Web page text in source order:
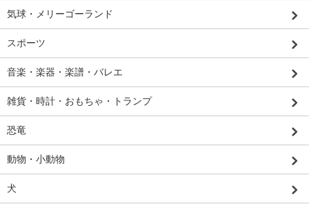
気球・メリーゴーランド
スポーツ
音楽・楽器・楽譜・バレエ
雑貨・時計・おもちゃ・トランプ
恐竜
動物・小動物
犬